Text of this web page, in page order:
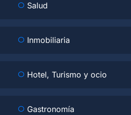
Salud
Inmobiliaria
Hotel, Turismo y ocio
Gastronomía